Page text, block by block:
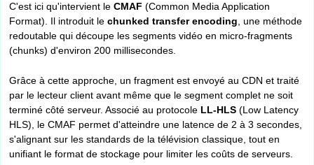
C'est ici qu'intervient le CMAF (Common Media Application
Format). Il introduit le chunked transfer encoding, une méthode
redoutable qui découpe les segments vidéo en micro-fragments
(chunks) d'environ 200 millisecondes.
Grâce à cette approche, un fragment est envoyé au CDN et traité
par le lecteur client avant même que le segment complet ne soit
terminé côté serveur. Associé au protocole LL-HLS (Low Latency
HLS), le CMAF permet d'atteindre une latence de 2 à 3 secondes,
s'alignant sur les standards de la télévision classique, tout en
unifiant le format de stockage pour limiter les coûts de serveurs.